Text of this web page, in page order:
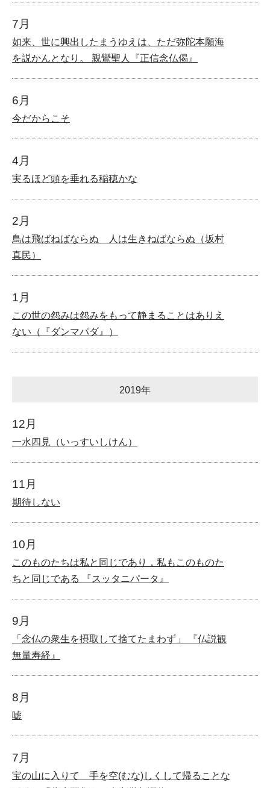
7月
如来、世に興出したまうゆえは、ただ弥陀本願海
を説かんとなり。 親鸞聖人『正信念仏偈』
6月
今だからこそ
4月
実るほど頭を垂れる稲穂かな
2月
鳥は飛ばねばならぬ 人は生きねばならぬ（坂村
真民）
1月
この世の怨みは怨みをもって静まることはありえ
ない（『ダンマパダ』）
2019年
12月
一水四見（いっすいしけん）
11月
期待しない
10月
このものたちは私と同じであり，私もこのものた
ちと同じである 『スッタニパータ』
9月
「念仏の衆生を摂取して捨てたまわず」 『仏説観
無量寿経』
8月
嘘
7月
宝の山に入りて 手を空(むな)しくして帰ることな